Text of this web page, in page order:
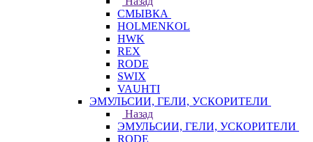
СМЫВКА
HOLMENKOL
HWK
REX
RODE
SWIX
VAUHTI
ЭМУЛЬСИИ, ГЕЛИ, УСКОРИТЕЛИ
Назад
ЭМУЛЬСИИ, ГЕЛИ, УСКОРИТЕЛИ
RODE